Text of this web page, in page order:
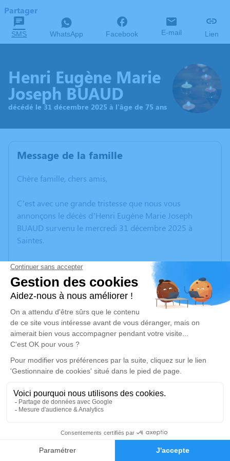
Faire-part Hommages
Partager
SMS WhatsApp Facebook E-mail Lien
Henri Eugène Marie
Joseph BUAUD
décédé le 31 décembre 2025 à l'âge de 75 ans
Message de la famille
Chère famille, chers amis,
C’est avec une grande tristesse que nous vous
annonçons le décès d’Henri Eugène Marie Joseph
BUAUD survenu le mercredi 31 décembre 2025 à
Saintes.
Nous vous invitons à utiliser cet espace pour laisser
vos condoléances, partager des photos souvenirs, une
anecdote ou exprimer vos pensées à travers des
poèmes ou des textes. Cet endroit est un lieu
d'expression dédié à honorer la mémoire d’Henri
Eugène Marie Joseph BUAUD.
Cérémonie religieuse
jeudi 08 janvier 2026 à 15h00
Église Saint Pierre d'Orignolles
Je rends hommage